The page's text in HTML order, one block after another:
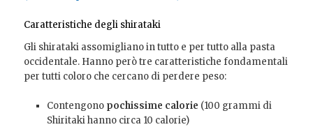
Caratteristiche degli shirataki
Gli shirataki assomigliano in tutto e per tutto alla pasta
occidentale. Hanno però tre caratteristiche fondamentali
per tutti coloro che cercano di perdere peso:
Contengono pochissime calorie (100 grammi di
Shiritaki hanno circa 10 calorie)